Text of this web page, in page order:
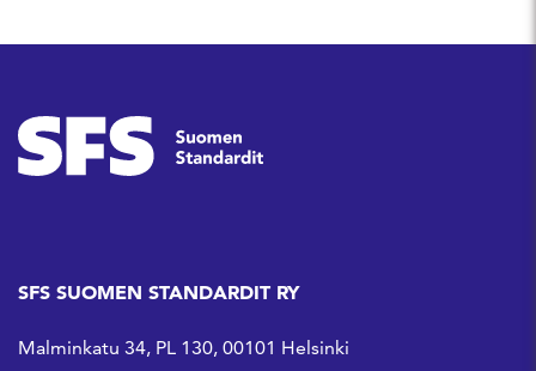
SFS SUOMEN STANDARDIT RY
Malminkatu 34, PL 130, 00101 Helsinki